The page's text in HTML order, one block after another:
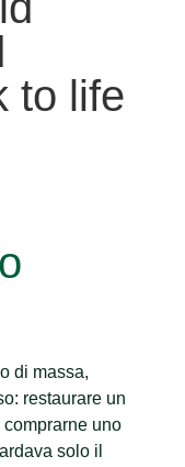
to life
di massa,
restaurare un
uno
solo il